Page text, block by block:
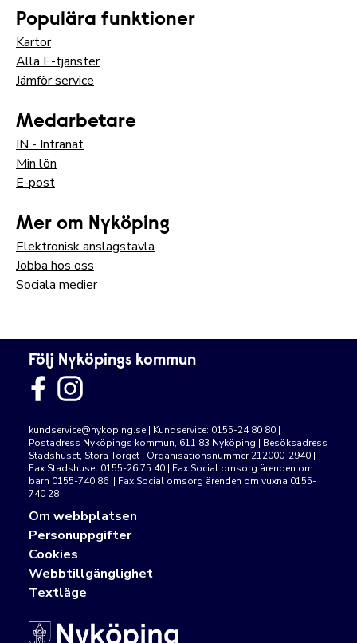
Populära funktioner
Kartor
Alla E-tjänster
Jämför service
Medarbetare
IN - Intranät
Min lön
E-post
Mer om Nyköping
Elektronisk anslagstavla
Jobba hos oss
Sociala medier
Följ Nyköpings kommun
kundservice@nykoping.se | Kundservice: 0155-24 80 80 |
Postadress Nyköpings kommun, 611 83 Nyköping | Besöksadress
Stadshuset, Stora Torget | Organisationsnummer 212000-2940 |
Fax Stadshuset 0155-26 75 40 | Fax Social omsorg ärenden om
barn 0155-740 86 | Fax Social omsorg ärenden om vuxna 0155-
740 28
Om webbplatsen
Personuppgifter
Cookies
Webbtillgänglighet
Textläge